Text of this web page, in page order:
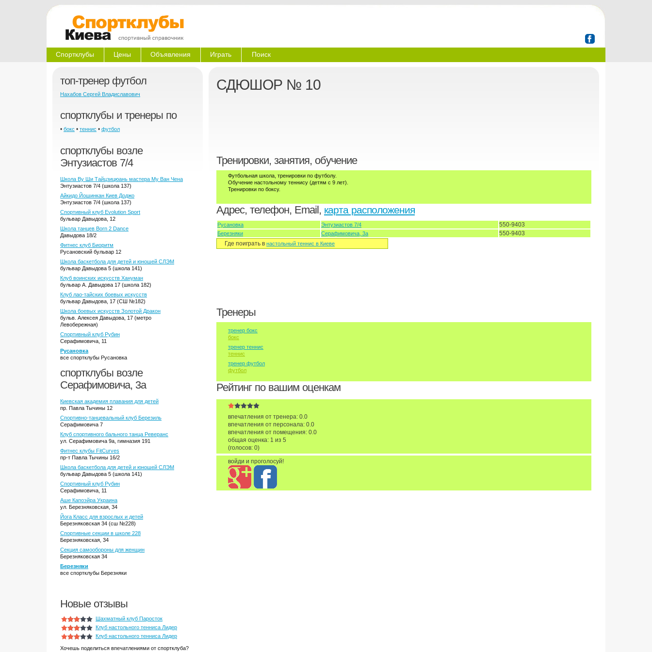
Спортклубы Цены Объявления Играть Поиск
топ-тренер футбол
Нахабов Сергей Владиславович
спортклубы и тренеры по
• бокс • теннис • футбол
спортклубы возле
Энтузиастов 7/4
Школа Ву Ши Тайцзицюань мастера Му Ван Чена
Энтузиастов 7/4 (школа 137)
Айкидо Йошинкан Киев Доджо
Энтузиастов 7/4 (школа 137)
Спортивный клуб Evolution Sport
бульвар Давыдова, 12
Школа танцев Born 2 Dance
Давыдова 18/2
Фитнес клуб Биоритм
Русановский бульвар 12
Школа баскетбола для детей и юношей СЛЭМ
бульвар Давыдова 5 (школа 141)
Клуб воинских искусств Хануман
бульвар А. Давыдова 17 (школа 182)
Клуб лао-тайских боевых искусств
бульвар Давыдова, 17 (СШ №182)
Школа боевых искусств Золотой Дракон
бульв. Алексея Давыдова, 17 (метро
Левобережная)
Спортивный клуб Рубин
Серафимовича, 11
Русановка
все спортклубы Русановка
спортклубы возле
Серафимовича, 3а
Киевская академия плавания для детей
пр. Павла Тычины 12
Спортивно-танцевальный клуб Березиль
Серафимовича 7
Клуб спортивного бального танца Реверанс
ул. Серафимовича 9а, гимназия 191
Фитнес клубы FitCurves
пр-т Павла Тычины 16/2
Школа баскетбола для детей и юношей СЛЭМ
бульвар Давыдова 5 (школа 141)
Спортивный клуб Рубин
Серафимовича, 11
Аше Капоэйра Украина
ул. Березняковская, 34
Йога Класс для взрослых и детей
Березняковская 34 (сш №228)
Спортивные секции в школе 228
Березняковская, 34
Секция самообороны для женщин
Березняковская 34
Березняки
все спортклубы Березняки
Новые отзывы
Шахматный клуб Паросток
Клуб настольного тенниса Лидер
Клуб настольного тенниса Лидер
Хочешь поделиться впечатлениями от спортклуба?
СДЮШОР № 10
Тренировки, занятия, обучение
Футбольная школа, тренировки по футболу.
Обучение настольному теннису (детям с 9 лет).
Тренировки по боксу.
Адрес, телефон, Email, карта расположения
Русановка Энтузиастов 7/4 550-9403
Березняки Серафимовича, 3а
550-9403
Где поиграть в настольный теннис в Киеве
Тренеры
тренер бокс
бокс
тренер теннис
теннис
тренер футбол
футбол
Рейтинг по вашим оценкам
впечатления от тренера: 0.0
впечатления от персонала: 0.0
впечатления от помещения: 0.0
общая оценка: 1 из 5
(голосов: 0)
войди и проголосуй!